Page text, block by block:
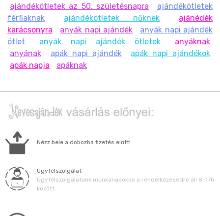
ajándékötletek az 50. születésnapra
ajándékötletek
férfiaknak
ajándékötletek nőknek
ajánédék
karácsonyra
anyák napi ajándék
anyák napi ajándék
ötlet
anyák napi ajándék ötletek
anyáknak
anyának
apák napi ajándék
apák napi ajándékok
apák napja
apáknak
Nézz bele a dobozba fizetés előtt!
Ügyfélszolgálat
Ügyfélszolgálatunk munkanapokon a rendelkezésedre áll 8-17h
között.